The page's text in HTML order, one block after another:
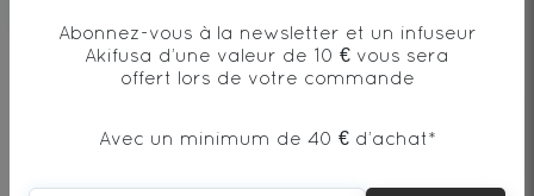
Abonnez-vous à la newsletter et un infuseur
Akifusa d’une valeur de 10 € vous sera
offert lors de votre commande
Avec un minimum de 40 € d’achat*